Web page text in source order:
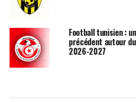
Football tunisien :
précédent autour
2026-2027